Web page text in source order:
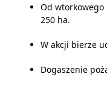
Od wtorkowego
250 ha.
W akcji bierze
Dogaszenie